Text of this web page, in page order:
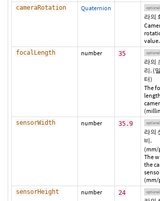
cameraRotation Quaternion optional
라의
value.
focalLength number 35 optional
라의
리. (
터)
The
sensorWidth number 35.9 optional
라의
비.
(mm/
The
the
(mm/
sensorHeight number 24 optional